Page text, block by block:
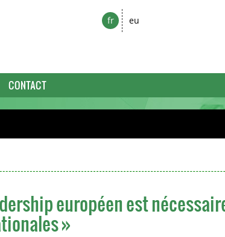
fr eu
CONTACT
européen est
»